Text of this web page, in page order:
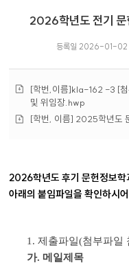
2026학년도 전기 문
등록일 2026-01-02
첨
부
파
[학번,이름]kla-162 -3 [첨
및 위임장.hwp
첨
[학번, 이름] 2025학년도
2026학년도 후기 문헌정보
아래의 붙임파일을 확인하시
1. 제출파일(첨부파일
가. 메일제목